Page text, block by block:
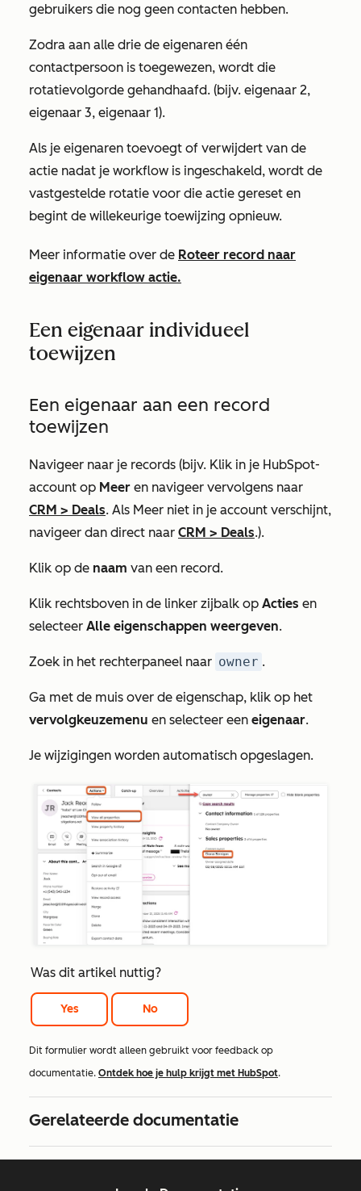
gebruikers die nog geen contacten hebben.
Zodra aan alle drie de eigenaren één
contactpersoon is toegewezen, wordt die
rotatievolgorde gehandhaafd. (bijv. eigenaar 2,
eigenaar 3, eigenaar 1).
Als je eigenaren toevoegt of verwijdert van de
actie nadat je workflow is ingeschakeld, wordt de
vastgestelde rotatie voor die actie gereset en
begint de willekeurige toewijzing opnieuw.
Meer informatie over de Roteer record naar
eigenaar workflow actie.
Een eigenaar individueel
toewijzen
Een eigenaar aan een record
toewijzen
Navigeer naar je records (bijv. Klik in je HubSpot-
account op Meer en navigeer vervolgens naar
CRM > Deals. Als Meer niet in je account verschijnt,
navigeer dan direct naar CRM > Deals.).
Klik op de naam van een record.
Klik rechtsboven in de linker zijbalk op Acties en
selecteer Alle eigenschappen weergeven.
Zoek in het rechterpaneel naar owner .
Ga met de muis over de eigenschap, klik op het
vervolgkeuzemenu en selecteer een eigenaar.
Je wijzigingen worden automatisch opgeslagen.
Was dit artikel nuttig?
Yes No
Dit formulier wordt alleen gebruikt voor feedback op
documentatie. Ontdek hoe je hulp krijgt met HubSpot.
Gerelateerde documentatie